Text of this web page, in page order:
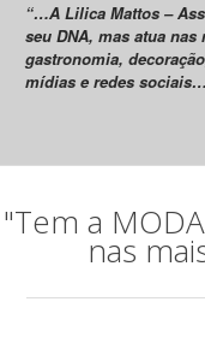
“…A Lilica Mattos –
seu DNA, mas atua
gastronomia,
mídias e redes
"Tem a
nas